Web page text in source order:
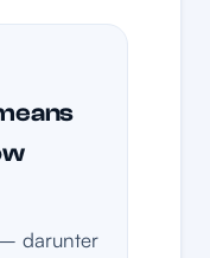
darunter